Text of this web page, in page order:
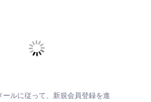
ールに従って、新規会員登録を進